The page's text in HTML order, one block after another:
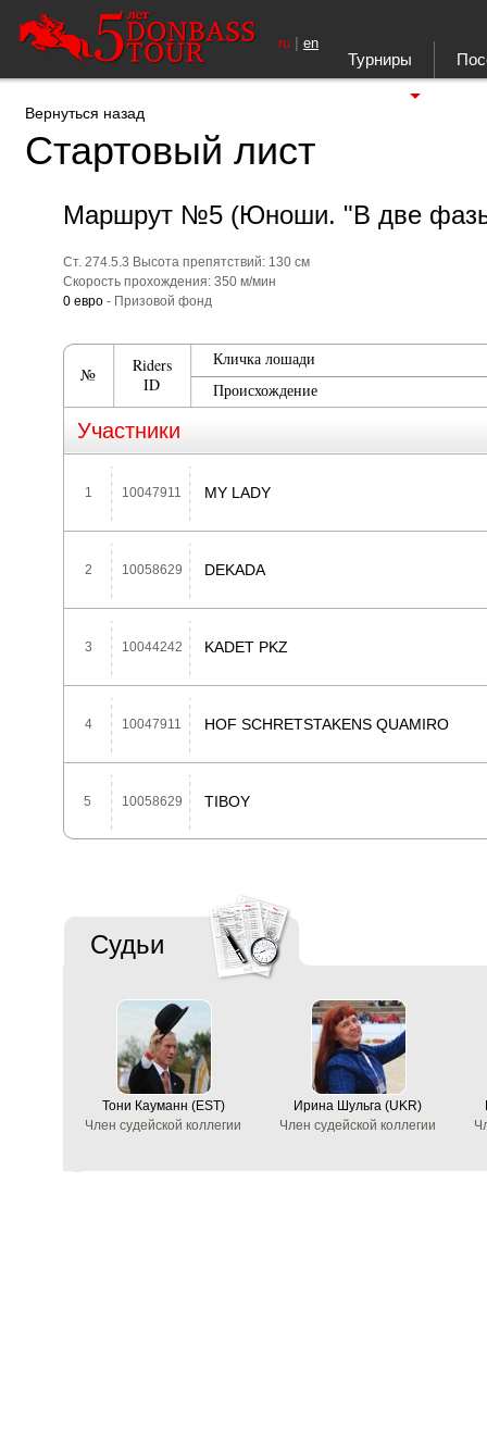
Турниры
ru | en
Вернуться назад
Стартовый лист
Маршрут №5 (Юноши. "В две
Ст. 274.5.3 Высота препятствий: 130 см
Скорость прохождения: 350 м/мин
0 евро - Призовой фонд
№
Riders
ID
Кличка лошади
Происхождение
Участники
1 10047911 MY LADY
2 10058629 DEKADA
3 10044242 KADET PKZ
4 10047911 HOF SCHRETSTAKENS QUAMIRO
5 10058629 TIBOY
Судьи
Тони Кауманн (EST)
Член судейской коллегии
Ирина Шульга (UKR)
Член судейской коллегии